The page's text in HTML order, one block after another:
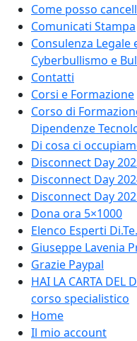
Come posso
Comunicati Stampa
Consulenza
Cyberbullismo e
Contatti
Corsi e Formazione
Corso di
Dipendenze
Di cosa ci
Disconnect Day
Disconnect Day
Disconnect Day
Dona ora 5×1000
Elenco Esperti Di.Te.
Giuseppe Lavenia
Grazie Paypal
HAI LA CARTA DEL
corso specialistico
Home
Il mio account